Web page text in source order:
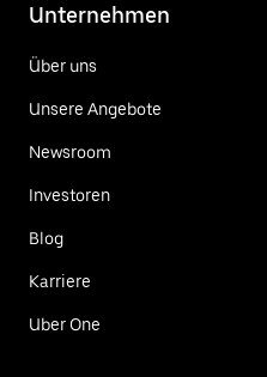
Unternehmen
Über uns
Unsere Angebote
Newsroom
Investoren
Blog
Karriere
Uber One